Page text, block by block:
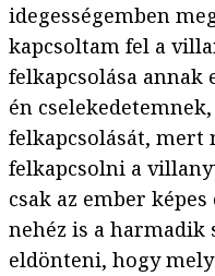
idegességemben
kapcsoltam fel a
felkapcsolása annak
én
felkapcsolását, mert
felkapcsolni a
csak az ember
nehéz is a harmadik
eldönteni, hogy